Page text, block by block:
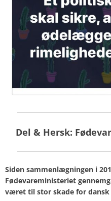
Del & Hersk:
Siden sammenlægningen i
Fødevareministeriet
været til stor skade for